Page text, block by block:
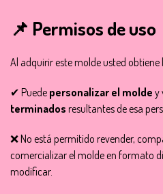
📌 Permisos de uso
Al adquirir este molde usted obtiene
✔ Puede personalizar el molde y
terminados resultantes de esa
❌ No está permitido revender,
comercializar el molde en formato
modificar.